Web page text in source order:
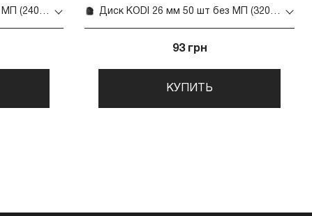
Диск KODI 26 мм 50 шт без МП (240 grit черный) Диск KODI 26 мм 50 шт без МП (320 grit черный)
93 грн
КУПИТЬ